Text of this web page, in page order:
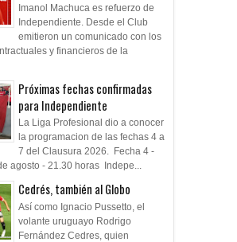
Imanol Machuca es refuerzo de
Independiente. Desde el Club
emitieron un comunicado con los
y financieros de la
Próximas fechas confirmadas
para Independiente
La Liga Profesional dio a conocer
la programacion de las fechas 4 a
7 del Clausura 2026. Fecha 4 -
agosto - 21.30 horas Indepe...
Cedrés, también al Globo
Así como Ignacio Pussetto, el
volante uruguayo Rodrigo
Fernández Cedres, quien